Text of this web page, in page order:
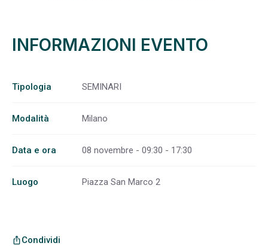
INFORMAZIONI EVENTO
Tipologia SEMINARI
Modalità Milano
Data e ora 08 novembre - 09:30 - 17:30
Luogo Piazza San Marco 2
ios_shareCondividi